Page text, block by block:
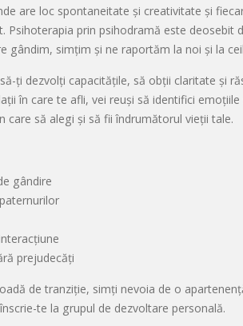
are loc spontaneitate și creativitate și
Psihoterapia prin psihodramă este deosebit
gândim, simțim și ne raportăm la noi și la
ți dezvolți capacitățile, să obții claritate și
în care te afli, vei reuși să identifici emoțiile
care să alegi și să fii îndrumătorul vieții tale.
gândire
prejudecăți
de tranziție, simți nevoia de o
te la grupul de dezvoltare personală.